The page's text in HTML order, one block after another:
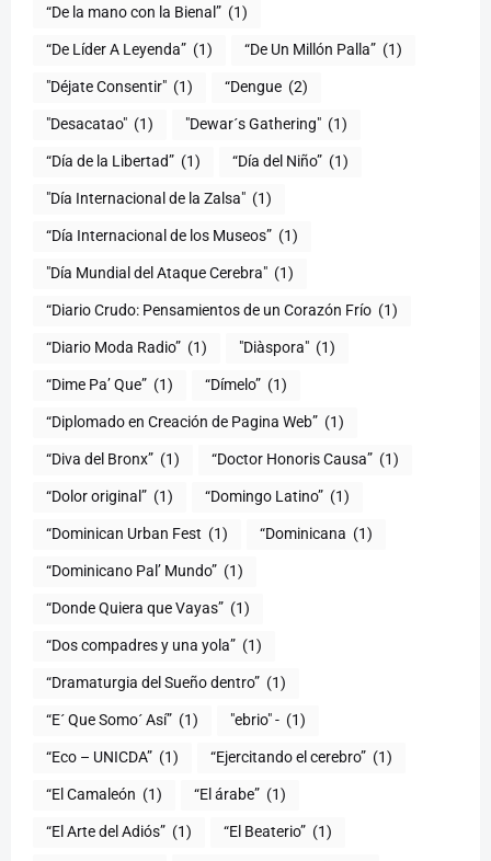
(1)
“De Líder A Leyenda” (1) “De Un Millón Palla” (1)
"Déjate Consentir" (1) “Dengue (2)
"Desacatao" (1) "Dewar´s Gathering" (1)
(1) “Día del Niño” (1)
"Día Internacional de la Zalsa" (1)
“Día Internacional de los Museos” (1)
"Día Mundial del Ataque Cerebra" (1)
“Diario Crudo: Pensamientos de un Corazón Frío (1)
“Diario Moda Radio” (1) (1)
“Dime Pa’ Que” (1) “Dímelo” (1)
“Diplomado en Creación de Pagina Web” (1)
“Diva del Bronx” (1) “Doctor Honoris Causa” (1)
“Dolor original” (1) “Domingo Latino” (1)
“Dominican Urban Fest (1) “Dominicana (1)
“Dominicano Pal’ Mundo” (1)
“Donde Quiera que Vayas” (1)
“Dos compadres y una yola” (1)
“Dramaturgia del Sueño dentro” (1)
“E´ Que Somo´ Así” (1) "ebrio" - (1)
“Eco – UNICDA” (1) “Ejercitando el cerebro” (1)
“El Camaleón (1) “El árabe” (1)
“El Arte del Adiós” (1) “El Beaterio” (1)